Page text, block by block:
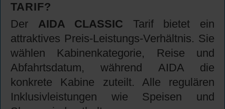
TARIF?
Der AIDA CLASSIC Tarif bietet ein
attraktives Preis-Leistungs-Verhältnis. Sie
wählen Kabinenkategorie, Reise und
Abfahrtsdatum, während AIDA die
konkrete Kabine zuteilt. Alle regulären
Inklusivleistungen wie Speisen und